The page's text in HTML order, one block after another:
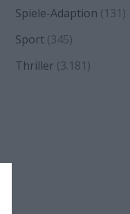
Spiele-Adaption (131)
Sport(345)
Thriller(3.181)